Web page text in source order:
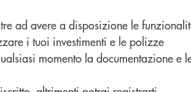
ad avere a disposizione le
i tuoi investimenti e le polizze
momento la documentazione e